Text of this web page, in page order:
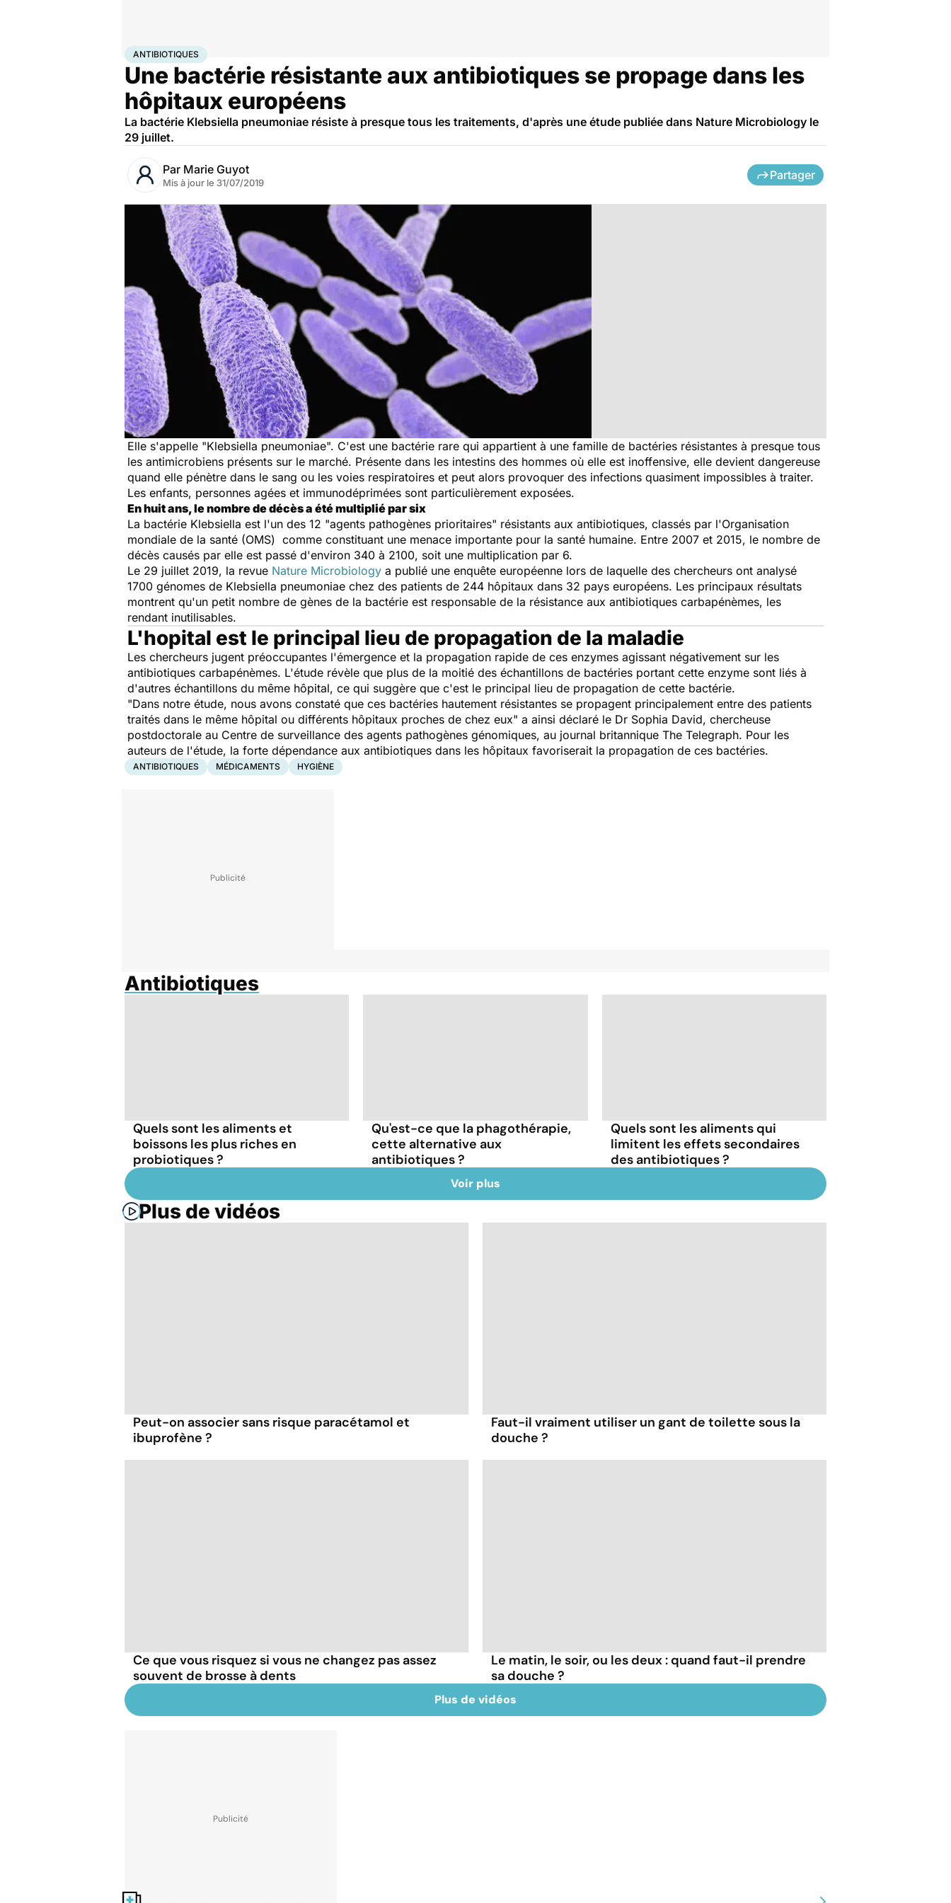
AccueilSantéSociété
ANTIBIOTIQUES
Une bactérie résistante aux antibiotiques se propage dans les
hôpitaux européens
La bactérie Klebsiella pneumoniae résiste à presque tous les traitements, d'après une étude publiée dans Nature Microbiology le
29 juillet.
Par Marie Guyot
Mis à jour le 31/07/2019
Partager
Elle s'appelle "Klebsiella pneumoniae". C'est une bactérie rare qui appartient à une famille de bactéries résistantes à presque tous
les antimicrobiens présents sur le marché. Présente dans les intestins des hommes où elle est inoffensive, elle devient dangereuse
quand elle pénètre dans le sang ou les voies respiratoires et peut alors provoquer des infections quasiment impossibles à traiter.
Les enfants, personnes agées et immunodéprimées sont particulièrement exposées.
En huit ans, le nombre de décès a été multiplié par six
La bactérie Klebsiella est l'un des 12 "agents pathogènes prioritaires" résistants aux antibiotiques, classés par l'Organisation
mondiale de la santé (OMS) comme constituant une menace importante pour la santé humaine. Entre 2007 et 2015, le nombre de
décès causés par elle est passé d'environ 340 à 2100, soit une multiplication par 6.
Le 29 juillet 2019, la revue Nature Microbiology a publié une enquête européenne lors de laquelle des chercheurs ont analysé
1700 génomes de Klebsiella pneumoniae chez des patients de 244 hôpitaux dans 32 pays européens. Les principaux résultats
montrent qu'un petit nombre de gènes de la bactérie est responsable de la résistance aux antibiotiques carbapénèmes, les
rendant inutilisables.
L'hopital est le principal lieu de propagation de la maladie
Les chercheurs jugent préoccupantes l'émergence et la propagation rapide de ces enzymes agissant négativement sur les
antibiotiques carbapénèmes. L'étude révèle que plus de la moitié des échantillons de bactéries portant cette enzyme sont liés à
d'autres échantillons du même hôpital, ce qui suggère que c'est le principal lieu de propagation de cette bactérie.
"Dans notre étude, nous avons constaté que ces bactéries hautement résistantes se propagent principalement entre des patients
traités dans le même hôpital ou différents hôpitaux proches de chez eux" a ainsi déclaré le Dr Sophia David, chercheuse
postdoctorale au Centre de surveillance des agents pathogènes génomiques, au journal britannique The Telegraph. Pour les
auteurs de l'étude, la forte dépendance aux antibiotiques dans les hôpitaux favoriserait la propagation de ces bactéries.
ANTIBIOTIQUES MÉDICAMENTS HYGIÈNE
Antibiotiques
Quels sont les aliments et
boissons les plus riches en
probiotiques ?
Qu'est-ce que la phagothérapie,
cette alternative aux
antibiotiques ?
Quels sont les aliments qui
limitent les effets secondaires
des antibiotiques ?
Voir plus
Plus de vidéos
Peut-on associer sans risque paracétamol et
ibuprofène ?
Faut-il vraiment utiliser un gant de toilette sous la
douche ?
Ce que vous risquez si vous ne changez pas assez
souvent de brosse à dents
Le matin, le soir, ou les deux : quand faut-il prendre
sa douche ?
Plus de vidéos